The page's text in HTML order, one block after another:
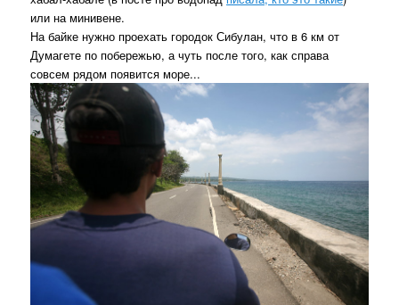
или на минивене.
На байке нужно проехать городок Сибулан, что в 6 км от
Думагете по побережью, а чуть после того, как справа
совсем рядом появится море...